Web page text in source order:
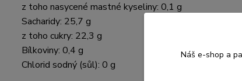
z toho nasycené mastné kyseliny: 0,1 g
Sacharidy: 25,7 g
z toho cukry: 22,3 g
Bílkoviny: 0,4 g
Chlorid sodný (sůl): 0 g
Náš e-shop a